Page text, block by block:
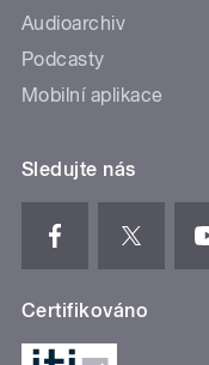
Audioarchiv
Podcasty
Mobilní aplikace
Sledujte nás
Certifikováno